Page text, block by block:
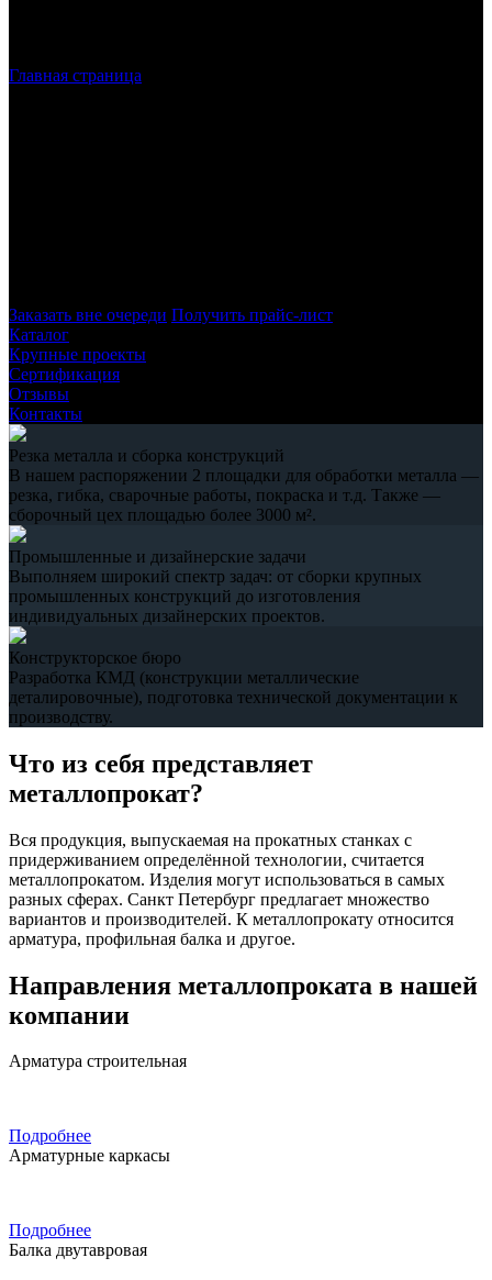
Главная страница
Заказать вне очереди Получить прайс-лист
Каталог
Крупные проекты
Сертификация
Отзывы
Контакты
Резка металла и сборка конструкций
В нашем распоряжении 2 площадки для обработки металла —
резка, гибка, сварочные работы, покраска и т.д. Также —
сборочный цех площадью более 3000 м².
Промышленные и дизайнерские задачи
Выполняем широкий спектр задач: от сборки крупных
промышленных конструкций до изготовления
индивидуальных дизайнерских проектов.
Конструкторское бюро
Разработка КМД (конструкции металлические
деталировочные), подготовка технической документации к
производству.
Что из себя представляет
металлопрокат?
Вся продукция, выпускаемая на прокатных станках с
придерживанием определённой технологии, считается
металлопрокатом. Изделия могут использоваться в самых
разных сферах. Санкт Петербург предлагает множество
вариантов и производителей. К металлопрокату относится
арматура, профильная балка и другое.
Направления металлопроката в нашей
компании
Арматура строительная
Подробнее
Арматурные каркасы
Подробнее
Балка двутавровая